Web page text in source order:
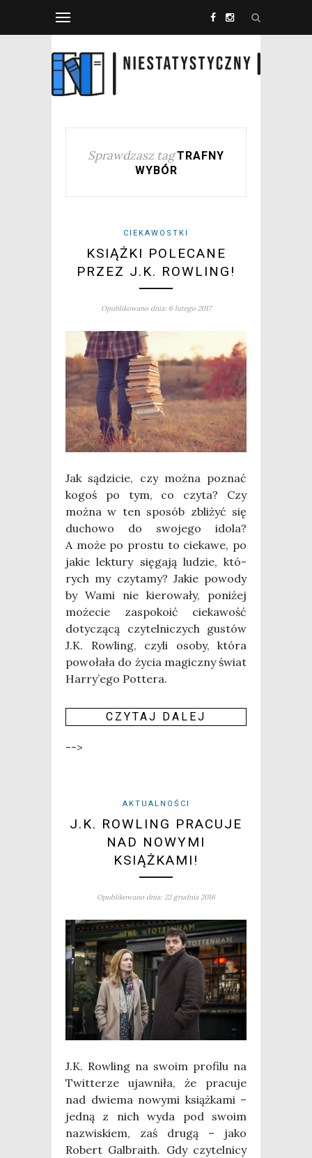
Sprawdzasz tag TRAFNY
WYBÓR
CIEKAWOSTKI
KSIĄŻKI POLECANE
PRZEZ J.K. ROWLING!
Opublikowano dnia: 6 lutego 2017
Jak sądzi­cie, czy moż­na poznać
kogoś po tym, co czy­ta? Czy
moż­na w ten spo­sób zbli­żyć się
ducho­wo do swo­je­go ido­la?
A może po pro­stu to cie­ka­we, po
jakie lek­tu­ry się­ga­ją ludzie, któ­
rych my czy­ta­my? Jakie powo­dy
by Wami nie kie­ro­wa­ły, poni­żej
może­cie zaspo­ko­ić cie­ka­wość
doty­czą­cą czy­tel­ni­czych gustów
J.K. Row­ling, czy­li oso­by, któ­ra
powo­ła­ła do życia magicz­ny świat
Har­ry­’e­go Pottera.
CZY­TAJ DALEJ
-->
AKTUALNOŚCI
J.K. ROWLING PRACUJE
NAD NOWYMI
KSIĄŻKAMI!
Opublikowano dnia: 22 grudnia 2016
J.K. Row­ling na swo­im pro­fi­lu na
Twit­te­rze ujaw­ni­ła, że pra­cu­je
nad dwie­ma nowy­mi książ­ka­mi –
jed­ną z nich wyda pod swo­im
nazwi­skiem, zaś dru­gą – jako
Robert Gal­bra­ith. Gdy czy­tel­ni­cy